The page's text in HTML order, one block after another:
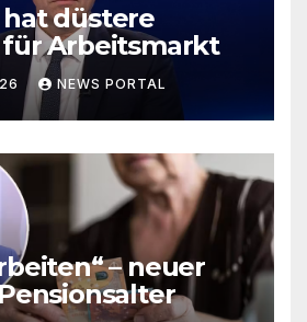
hat düstere
für Arbeitsmarkt
NEWS PORTAL
– neuer